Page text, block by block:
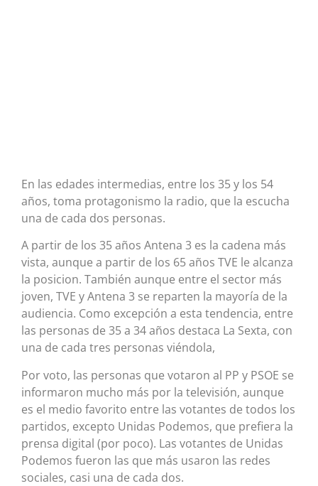
En las edades intermedias, entre los 35 y los 54
años, toma protagonismo la radio, que la escucha
una de cada dos personas.
A partir de los 35 años Antena 3 es la cadena más
vista, aunque a partir de los 65 años TVE le alcanza
la posicion. También aunque entre el sector más
joven, TVE y Antena 3 se reparten la mayoría de la
audiencia. Como excepción a esta tendencia, entre
las personas de 35 a 34 años destaca La Sexta, con
una de cada tres personas viéndola,
Por voto, las personas que votaron al PP y PSOE se
informaron mucho más por la televisión, aunque
es el medio favorito entre las votantes de todos los
partidos, excepto Unidas Podemos, que prefiera la
prensa digital (por poco). Las votantes de Unidas
Podemos fueron las que más usaron las redes
sociales, casi una de cada dos.